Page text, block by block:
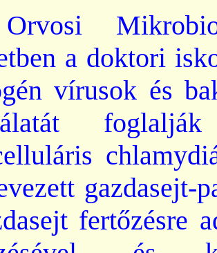
a doktori
vírusok és
gazdasejt-
fertőzésre